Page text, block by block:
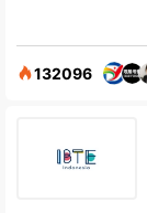
132096